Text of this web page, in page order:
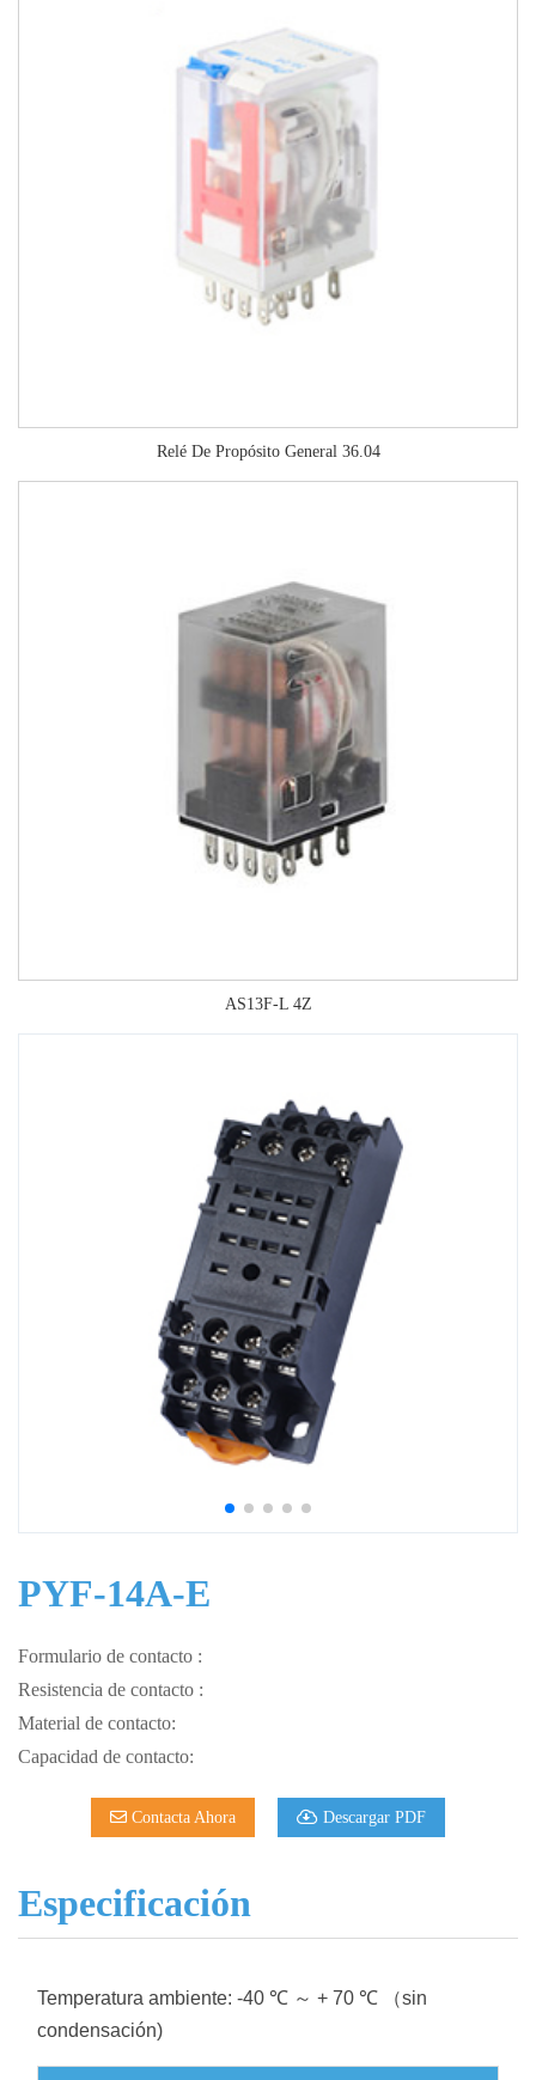
Relé De Propósito General 36.04
AS13F-L 4Z
PYF-14A-E
Formulario de contacto :
Resistencia de contacto :
Material de contacto:
Capacidad de contacto:
Contacta Ahora Descargar PDF
Especificación
Temperatura ambiente: -40 ℃ ～ + 70 ℃ （sin
condensación)